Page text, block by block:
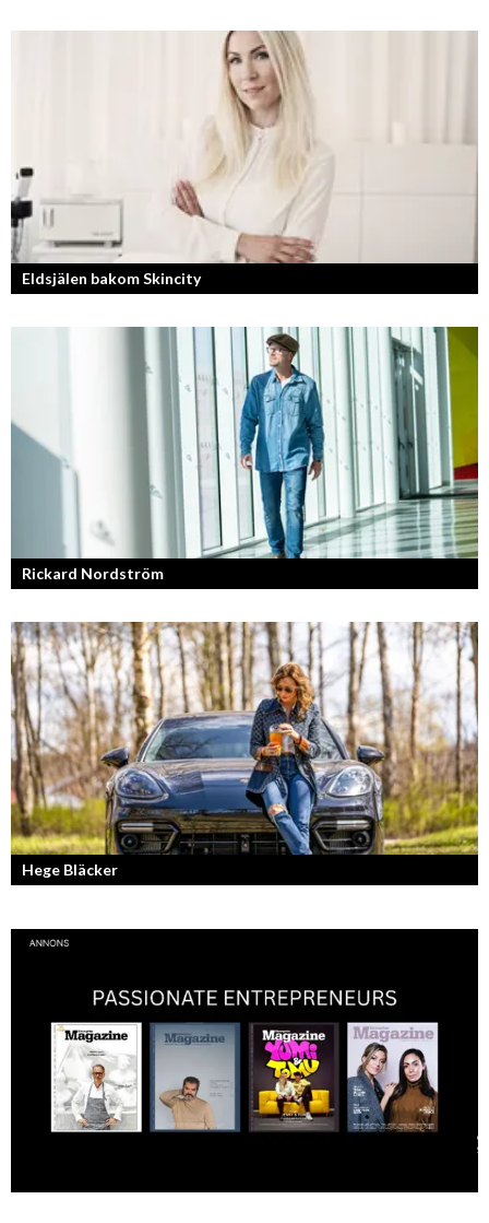
Eldsjälen bakom Skincity
Annica Forsgren Kjellman ligger bakom skönhetsimperiet Skincity –
professionell hudvård online.
Rickard Nordström
Läraren som omfamnar sociala medier.
Hege Bläcker
Bilfantast, influencer och en av Lidköpings mest framgångsrika